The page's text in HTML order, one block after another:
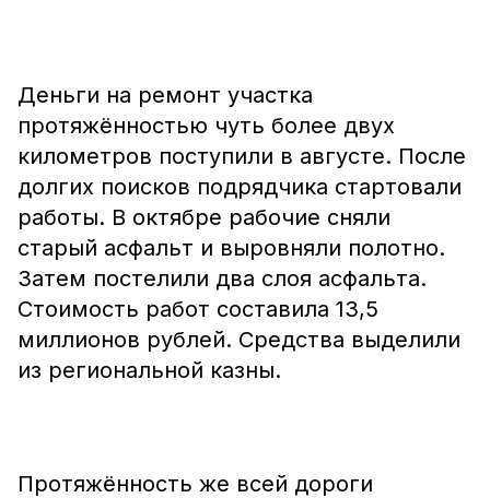
Деньги на ремонт участка
протяжённостью чуть более двух
километров поступили в августе. После
долгих поисков подрядчика стартовали
работы. В октябре рабочие сняли
старый асфальт и выровняли полотно.
Затем постелили два слоя асфальта.
Стоимость работ составила 13,5
миллионов рублей. Средства выделили
из региональной казны.
Протяжённость же всей дороги